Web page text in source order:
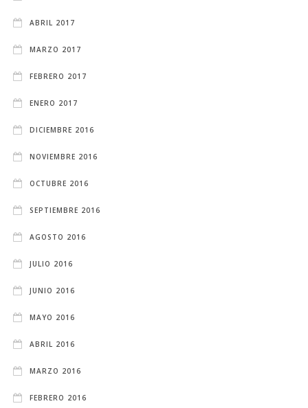
ABRIL 2017
MARZO 2017
FEBRERO 2017
ENERO 2017
DICIEMBRE 2016
NOVIEMBRE 2016
OCTUBRE 2016
SEPTIEMBRE 2016
AGOSTO 2016
JULIO 2016
JUNIO 2016
MAYO 2016
ABRIL 2016
MARZO 2016
FEBRERO 2016